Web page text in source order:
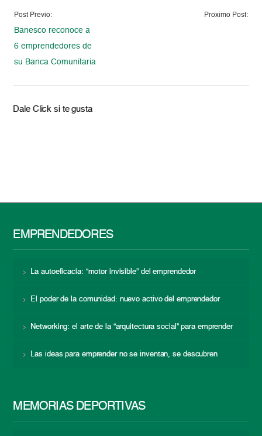
Post Previo:
Banesco reconoce a
6 emprendedores de
su Banca Comunitaria
Proximo Post:
Dale Click si te gusta
EMPRENDEDORES
La autoeficacia: “motor invisible” del emprendedor
El poder de la comunidad: nuevo activo del emprendedor
Networking: el arte de la “arquitectura social” para emprender
Las ideas para emprender no se inventan, se descubren
MEMORIAS DEPORTIVAS